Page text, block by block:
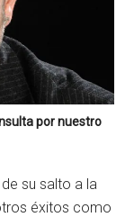
por nuestro
su salto a la
éxitos como